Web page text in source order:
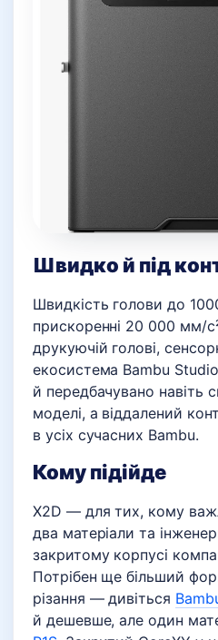
Швидко й під
Швидкість голови до
прискоренні 20 000 мм/
друкуючій голові,
екосистема Bambu
й передбачувано навіть
моделі, а віддалений
в усіх сучасних Bambu.
Кому підійде
X2D — для тих, кому
два матеріали та
закритому корпусі
Потрібен ще більший
різання — дивіться
й дешевше, але один